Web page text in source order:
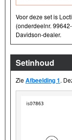
Voor deze set is
(onderdeelnr.
Davidson-dealer.
Setinhoud
ZieAfbeelding 1.